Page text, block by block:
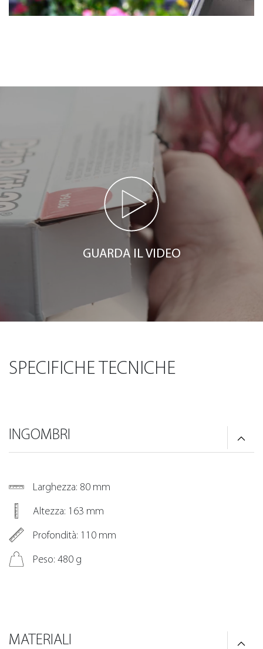
GUARDA IL VIDEO
SPECIFICHE TECNICHE
INGOMBRI
Larghezza: 80 mm
Altezza: 163 mm
Profondità: 110 mm
Peso: 480 g
MATERIALI